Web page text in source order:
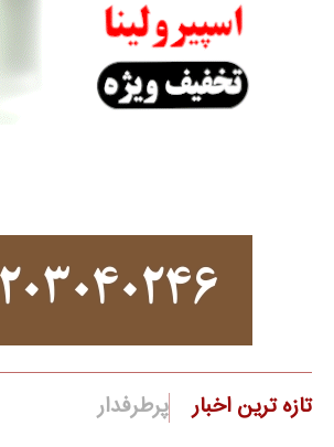
تازه ترین اخبار پرطرفدار